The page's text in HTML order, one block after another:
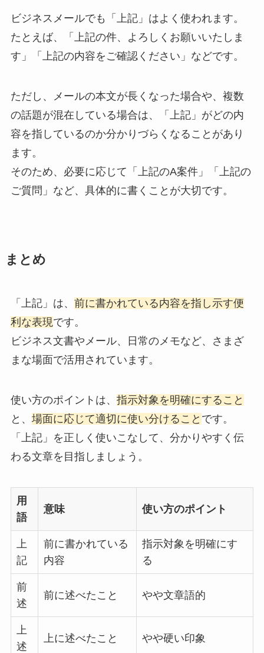
ビジネスメールでも「上記」はよく使われます。
たとえば、「上記の件、よろしくお願いいたしま
す」「上記の内容をご確認ください」などです。
ただし、メールの本文が長くなった場合や、複数
の話題が混在している場合は、「上記」がどの内
容を指しているのか分かりづらくなることがあり
ます。
そのため、必要に応じて「上記のA案件」「上記の
ご質問」など、具体的に書くことが大切です。
まとめ
「上記」は、 前に書かれている内容を指し示す便
利な表現です。
ビジネス文書やメール、日常のメモなど、さまざ
まな場面で活用されています。
使い方のポイントは、 指示対象を明確にすること
と、 場面に応じて適切に使い分けること です。
「上記」を正しく使いこなして、分かりやすく伝
わる文章を目指しましょう。
用
語
意味 使い方のポイント
上
記
前に書かれている
内容
指示対象を明確にす
る
前
述
前に述べたこと やや文章語的
上
述
上に述べたこと やや硬い印象